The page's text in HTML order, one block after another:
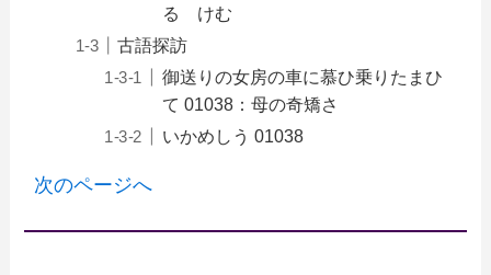
る けむ
古語探訪
御送りの女房の車に慕ひ乗りたまひ
て 01038：母の奇矯さ
いかめしう 01038
次のページへ